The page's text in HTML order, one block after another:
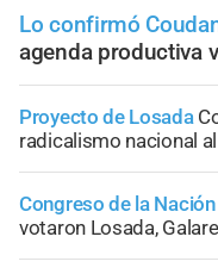
Lo confirmó
agenda productiva
Proyecto de Losada
radicalismo nacional
Congreso de la Nación
votaron Losada,